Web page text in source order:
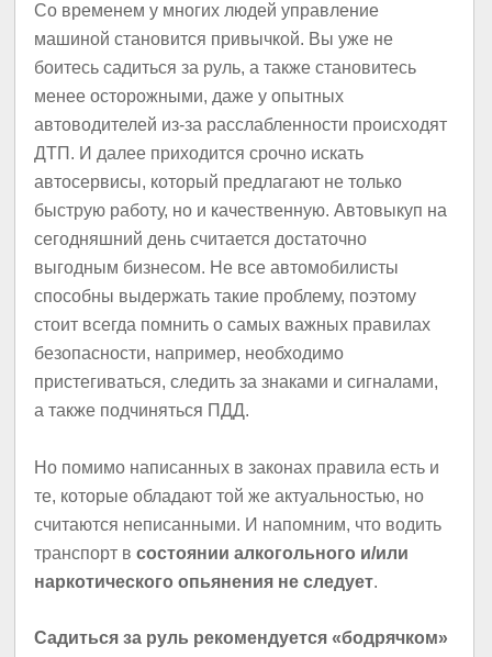
Со временем у многих людей управление
машиной становится привычкой. Вы уже не
боитесь садиться за руль, а также становитесь
менее осторожными, даже у опытных
автоводителей из-за расслабленности происходят
ДТП. И далее приходится срочно искать
автосервисы, который предлагают не только
быструю работу, но и качественную. Автовыкуп на
сегодняшний день считается достаточно
выгодным бизнесом. Не все автомобилисты
способны выдержать такие проблему, поэтому
стоит всегда помнить о самых важных правилах
безопасности, например, необходимо
пристегиваться, следить за знаками и сигналами,
а также подчиняться ПДД.
Но помимо написанных в законах правила есть и
те, которые обладают той же актуальностью, но
считаются неписанными. И напомним, что водить
транспорт всостоянии алкогольного и/или
наркотического опьянения не следует.
Садиться за руль рекомендуется «бодрячком»